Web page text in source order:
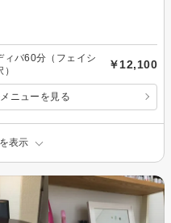
ィバ60分（フェイシ
￥12,100
ニューを見る
表示